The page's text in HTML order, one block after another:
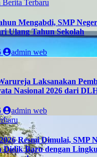
Berita Terbaru
Mengabdi, SMP
Ulang Tahun Sekolah
admin web
Laksanakan
Nasional 2026 dari
admin web
Resmi Dimulai, SMP
Didik Baru dengan